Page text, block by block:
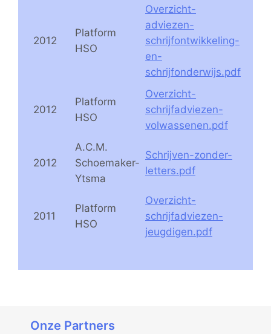
2012
Platform
HSO
Overzicht-
adviezen-
schrijfontwikkeling-
en-
schrijfonderwijs.pdf
2012
Platform
HSO
Overzicht-
schrijfadviezen-
volwassenen.pdf
2012
A.C.M.
Schoemaker-
Ytsma
Schrijven-zonder-
letters.pdf
2011
Platform
HSO
Overzicht-
schrijfadviezen-
jeugdigen.pdf
Onze Partners